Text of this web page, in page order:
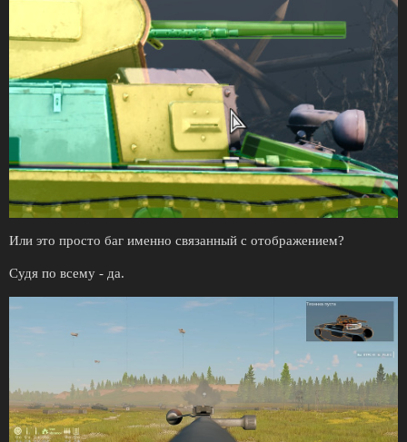
Или это просто баг именно связанный с отображением?
Судя по всему - да.